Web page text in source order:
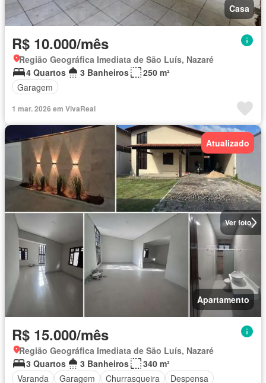
Casa
R$ 10.000/mês
Região Geográfica Imediata de São Luís, Nazaré
4 Quartos
3 Banheiros
250 m²
Garagem
1 mar. 2026 em VivaReal
Ver foto
Atualizado
Apartamento
R$ 15.000/mês
Região Geográfica Imediata de São Luís, Nazaré
3 Quartos
3 Banheiros
340 m²
Varanda
Garagem Churrasqueira Despensa